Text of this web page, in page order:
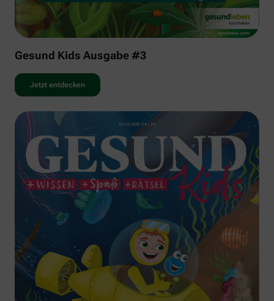
Gesund Kids Ausgabe #3
Jetzt entdecken